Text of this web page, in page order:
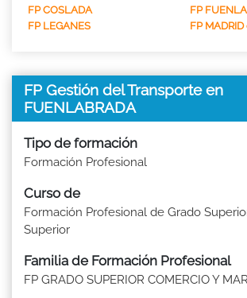
FP COSLADA
FP
FP LEGANES
FP
FP Gestión del Transporte en
FUENLABRADA
Tipo de formación
Formación Profesional
Curso de
Formación Profesional de Grado
Superior
Familia de Formación Profesional
FP GRADO SUPERIOR COMERCIO Y